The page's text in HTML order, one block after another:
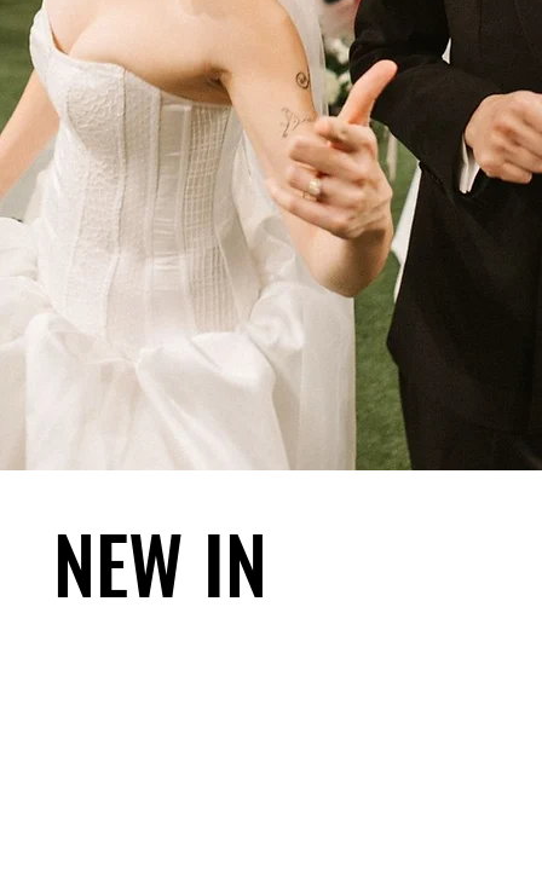
NEW IN